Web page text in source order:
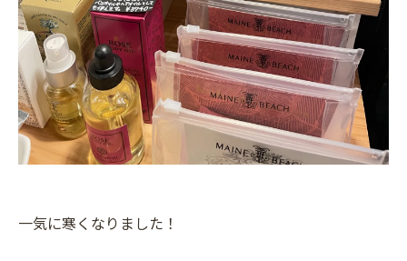
一気に寒くなりました！